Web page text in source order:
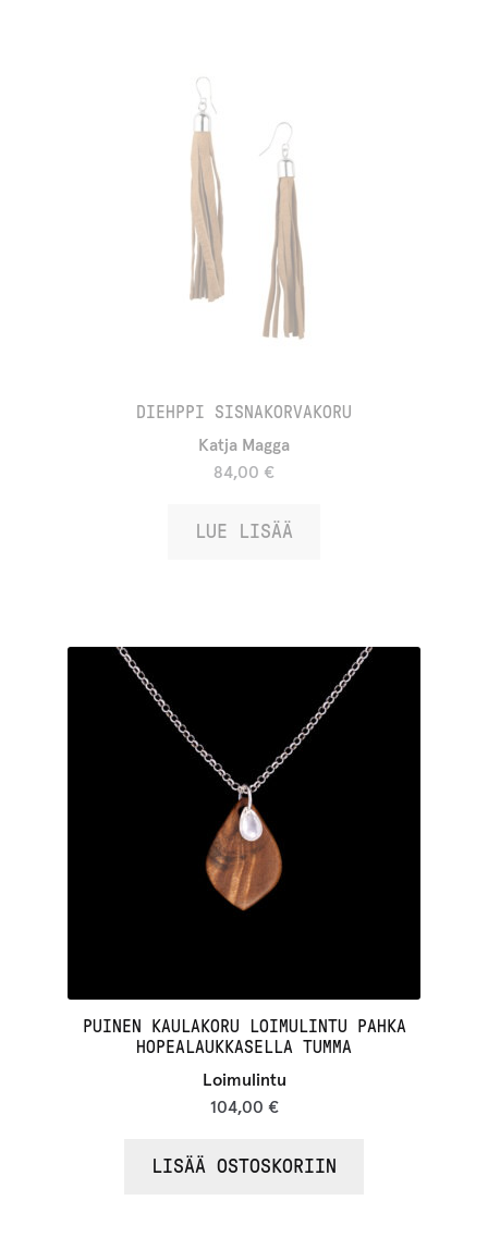
DIEHPPI SISNAKORVAKORU
Katja Magga
84,00 €
LUE LISÄÄ
PUINEN KAULAKORU LOIMULINTU PAHKA
HOPEALAUKKASELLA TUMMA
Loimulintu
104,00 €
LISÄÄ OSTOSKORIIN